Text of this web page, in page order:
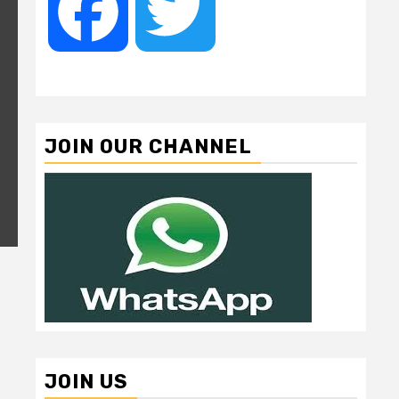
Facebook
JOIN OUR CHANNEL
JOIN US